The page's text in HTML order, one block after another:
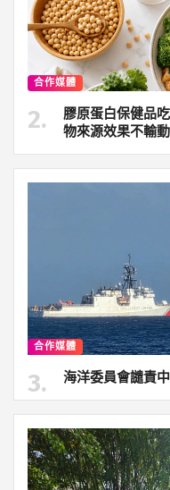
合作媒體
膠原蛋白保健品
物來源效果不輸
合作媒體
海洋委員會譴責